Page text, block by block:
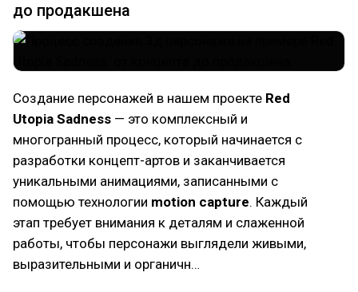
до продакшена
Создание персонажей в нашем проекте Red
Utopia Sadness — это комплексный и
многогранный процесс, который начинается с
разработки концепт-артов и заканчивается
уникальными анимациями, записанными с
помощью технологии motion capture. Каждый
этап требует внимания к деталям и слаженной
работы, чтобы персонажи выглядели живыми,
выразительными и органичн…